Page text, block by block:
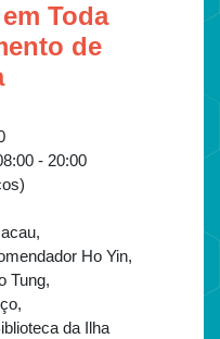
Toda
de
- 20:00
Ho Yin,
Tung,
da Ilha